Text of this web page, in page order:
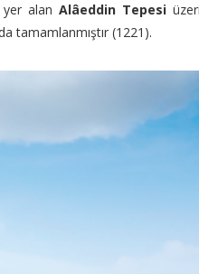
yer alan Alâeddin Tepesi
tamamlanmıştır (1221).